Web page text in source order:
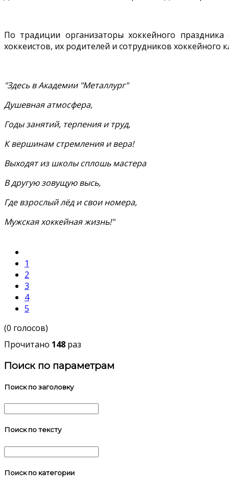
По традиции организаторы хоккейного
хоккеистов, их родителей и сотрудников
"Здесь в Академии "Металлург"
Душевная атмосфера,
Годы занятий, терпения и труд,
К вершинам стремления и вера!
Выходят из школы сплошь мастера
В другую зовущую высь,
Где взрослый лёд и свои номера,
Мужская хоккейная жизнь!"
1
2
3
4
5
(0 голосов)
Прочитано 148 раз
Поиск по параметрам
Поиск по заголовку
Поиск по тексту
Поиск по категории